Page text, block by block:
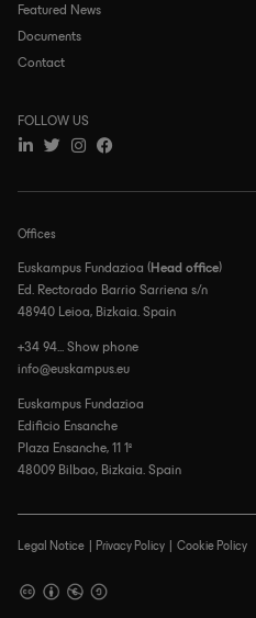
Featured News
Documents
Contact
Offices
Euskampus Fundazioa ( Head office)
Ed. Rectorado Barrio Sarriena s/n
48940 Leioa, Bizkaia. Spain
+34 94... Show phone
info@euskampus.eu
Euskampus Fundazioa
Edificio Ensanche
Plaza Ensanche, 11 1º
48009 Bilbao, Bizkaia. Spain
FOLLOW US
Legal Notice Privacy Policy Cookie Policy